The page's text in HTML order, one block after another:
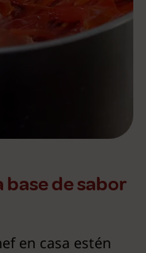
de sabor
en casa estén